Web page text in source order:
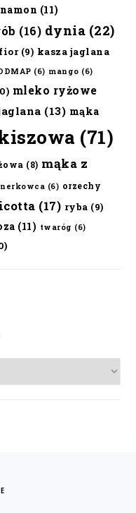
(11)
(16) dynia (22)
(9) kasza jaglana
(6) mango (6)
mleko ryżowe
(13) mąka
(71)
(8) mąka z
(6) orzechy
(17) ryba (9)
(11) twaróg (6)